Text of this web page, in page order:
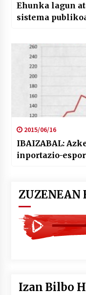
Ehunka lagun atera dira kalera osasun
sistema
2015/06/16
IBAIZABAL:
inportazio-
ZUZENEAN
Izan Bilbo